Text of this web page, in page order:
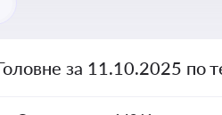
за 11.10.2025 по